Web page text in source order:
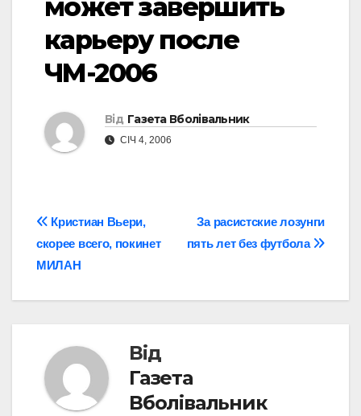
может завершить
карьеру после
ЧМ-2006
Від Газета Вболівальник
СІЧ 4, 2006
Навігація
записів
За расистские лозунги
пять лет без футбола
Кристиан Вьери,
скорее всего, покинет
МИЛАН
Від
Газета
Вболівальник